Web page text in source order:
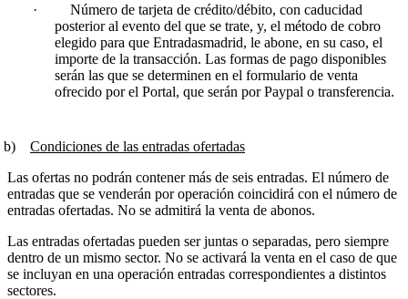
·
Número de tarjeta de crédito/débito, con caducidad
posterior al evento del que se trate, y, el método de cobro
elegido para que Entradasmadrid, le abone, en su caso, el
importe de la transacción. Las formas de pago disponibles
serán las que se determinen en el formulario de venta
ofrecido por el Portal, que serán por Paypal o transferencia.
Condiciones de las entradas ofertadas
Las ofertas no podrán contener más de seis entradas. El número de
entradas que se venderán por operación coincidirá con el número de
entradas ofertadas. No se admitirá la venta de abonos.
Las entradas ofertadas pueden ser juntas o separadas, pero siempre
dentro de un mismo sector. No se activará la venta en el caso de que
se incluyan en una operación entradas correspondientes a distintos
sectores.